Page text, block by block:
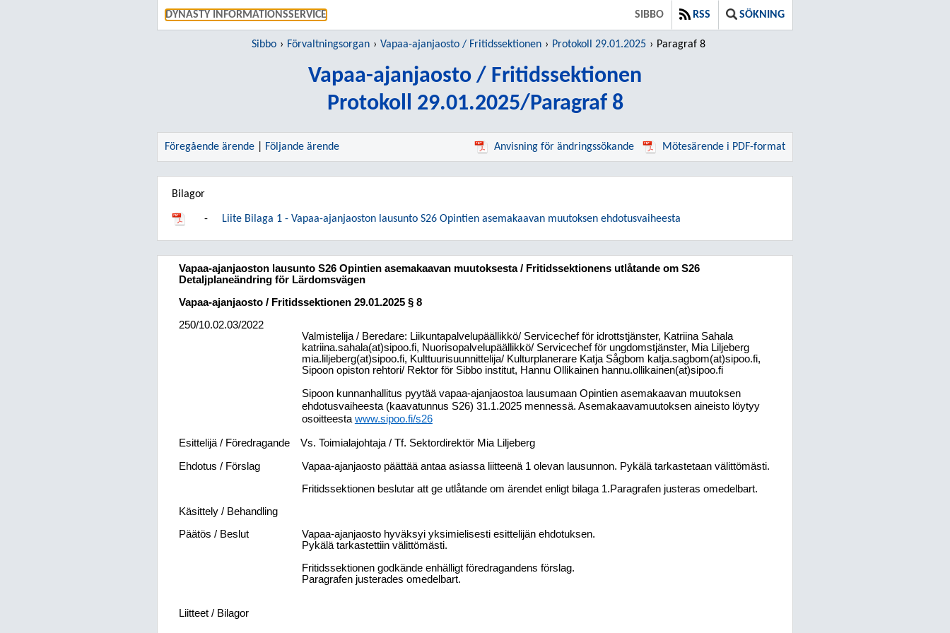
DYNASTY INFORMATIONSSERVICE SIBBO RSS SÖKNING
Sibbo Förvaltningsorgan Vapaa-ajanjaosto / Fritidssektionen Protokoll 29.01.2025 Paragraf 8
Vapaa-ajanjaosto / Fritidssektionen
Protokoll 29.01.2025/Paragraf 8
Föregående ärende Följande ärende Anvisning för ändringssökande Mötesärende i PDF-format
Bilagor
- Liite Bilaga 1 - Vapaa-ajanjaoston lausunto S26 Opintien asemakaavan muutoksen ehdotusvaiheesta
Vapaa-ajanjaoston lausunto S26 Opintien asemakaavan muutoksesta / Fritidssektionens utlåtande om S26
Detaljplaneändring för Lärdomsvägen
Vapaa-ajanjaosto / Fritidssektionen 29.01.2025 § 8
250/10.02.03/2022
Valmistelija / Beredare: Liikuntapalvelupäällikkö/ Servicechef för idrottstjänster, Katriina Sahala
katriina.sahala(at)sipoo.fi, Nuorisopalvelupäällikkö/ Servicechef för ungdomstjänster, Mia Liljeberg
mia.liljeberg(at)sipoo.fi, Kulttuurisuunnittelija/ Kulturplanerare Katja Sågbom katja.sagbom(at)sipoo.fi,
Sipoon opiston rehtori/ Rektor för Sibbo institut, Hannu Ollikainen hannu.ollikainen(at)sipoo.fi
Sipoon kunnanhallitus pyytää vapaa-ajanjaostoa lausumaan Opintien asemakaavan muutoksen
ehdotusvaiheesta (kaavatunnus S26) 31.1.2025 mennessä. Asemakaavamuutoksen aineisto löytyy
osoitteesta www.sipoo.fi/s26
Esittelijä / Föredragande Vs. Toimialajohtaja / Tf. Sektordirektör Mia Liljeberg
Ehdotus / Förslag
Vapaa-ajanjaosto päättää antaa asiassa liitteenä 1 olevan lausunnon. Pykälä tarkastetaan välittömästi.
Fritidssektionen beslutar att ge utlåtande om ärendet enligt bilaga 1.Paragrafen justeras omedelbart.
Käsittely / Behandling
Päätös / Beslut
Vapaa-ajanjaosto hyväksyi yksimielisesti esittelijän ehdotuksen.
Pykälä tarkastettiin välittömästi.
Fritidssektionen godkände enhälligt föredragandens förslag.
Paragrafen justerades omedelbart.
Liitteet / Bilagor